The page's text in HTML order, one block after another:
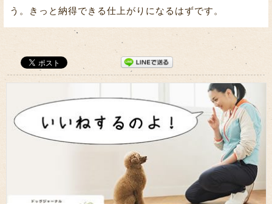
う。きっと納得できる仕上がりになるはずです。